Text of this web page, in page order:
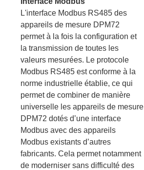
L'interface Modbus RS485 des
appareils de mesure DPM72
permet à la fois la configuration et
la transmission de toutes les
valeurs mesurées. Le protocole
Modbus RS485 est conforme à la
norme industrielle établie, ce qui
permet de combiner de manière
universelle les appareils de mesure
DPM72 dotés d’une interface
Modbus avec des appareils
Modbus existants d’autres
fabricants. Cela permet notamment
de moderniser sans difficulté des